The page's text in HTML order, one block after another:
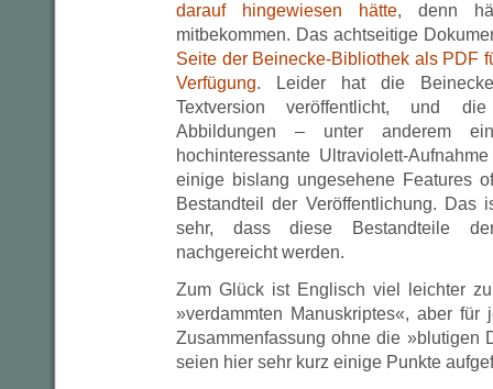
darauf hingewiesen hätte, denn
mitbekommen. Das achtseitige
Seite der Beinecke-Bibliothek als PDF
Verfügung. Leider hat die
Textversion veröffentlicht, und
Abbildungen – unter anderem
hochinteressante Ultraviolett-
einige bislang ungesehene Features
Bestandteil der Veröffentlichung. Das
sehr, dass diese Bestandteile
nachgereicht werden.
Zum Glück ist Englisch viel leichter
»verdammten Manuskriptes«, aber
Zusammenfassung ohne die »blutigen
seien hier sehr kurz einige Punkte